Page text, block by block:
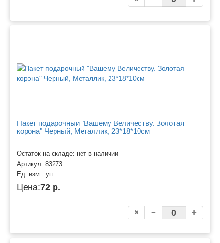
Пакет подарочный "Вашему Величеству. Золотая
корона" Черный, Металлик, 23*18*10см
Остаток на складе: нет в наличии
Артикул: 83273
Ед. изм.: уп.
Цена:72 р.